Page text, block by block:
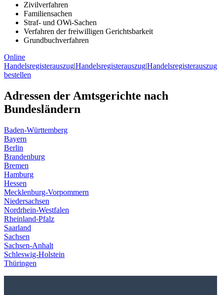
Zivilverfahren
Familiensachen
Straf- und OWi-Sachen
Verfahren der freiwilligen Gerichtsbarkeit
Grundbuchverfahren
Online
Handelsregisterauszug|Handelsregisterauszug|Handelsregisterauszug
bestellen
Adressen der Amtsgerichte nach
Bundesländern
Baden-Württemberg
Bayern
Berlin
Brandenburg
Bremen
Hamburg
Hessen
Mecklenburg-Vorpommern
Niedersachsen
Nordrhein-Westfalen
Rheinland-Pfalz
Saarland
Sachsen
Sachsen-Anhalt
Schleswig-Holstein
Thüringen